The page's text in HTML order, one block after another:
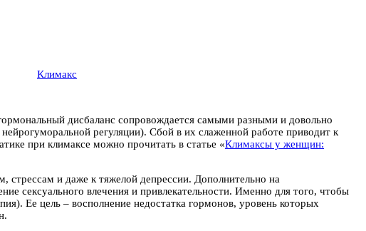
Климакс
дисбаланс сопровождается самыми разными и довольно
регуляции). Сбой в их слаженной работе приводит к
при климаксе можно прочитать в статье «Климаксы у женщин:
стрессам и даже к тяжелой депрессии. Дополнительно на
сексуального влечения и привлекательности. Именно для того, чтобы
Ее цель – восполнение недостатка гормонов, уровень которых